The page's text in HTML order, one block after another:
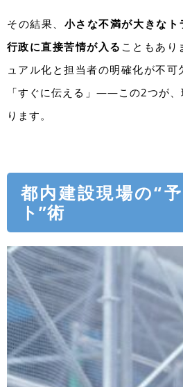
その結果、 小さな不満が大きなト
行政に直接苦情が入る こともあり
ュアル化と担当者の明確化が不可
「すぐに伝える」――この2つが
ります。
都内建設現場の“
ト”術